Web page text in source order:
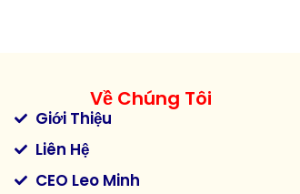
Về Chúng Tôi
Giới Thiệu
Liên Hệ
CEO Leo Minh